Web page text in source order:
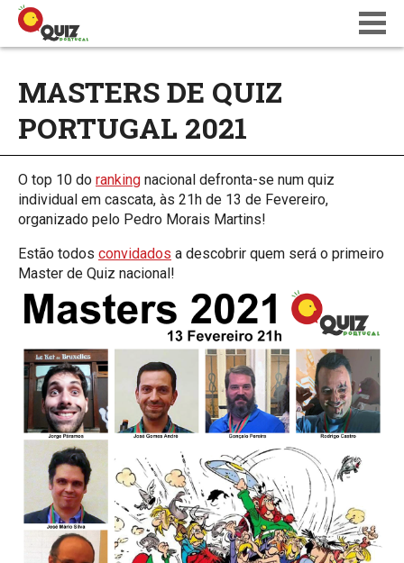
QUIZ NATIONS PT 18
MASTERS DE QUIZ
PORTUGAL 2021
O top 10 do ranking nacional defronta-se num quiz
individual em cascata, às 21h de 13 de Fevereiro,
organizado pelo Pedro Morais Martins!
Estão todos convidados a descobrir quem será o primeiro
Master de Quiz nacional!